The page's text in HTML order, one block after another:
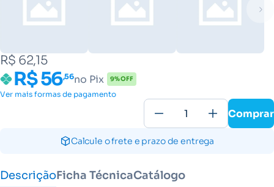
R$ 62,15
R$ 56,56no Pix 9% OFF
Ver mais formas de pagamento
Comprar
Calcule o frete e prazo de entrega
DescriçãoFicha TécnicaCatálogo